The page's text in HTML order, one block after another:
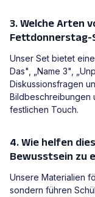
3. Welche Arten
Fettdonnerstag-
Unser Set bietet
Das", „Name 3",
Diskussionsfragen
Bildbeschreibungen
festlichen Touch.
4. Wie helfen
Bewusstsein zu
Unsere Materialien
sondern führen